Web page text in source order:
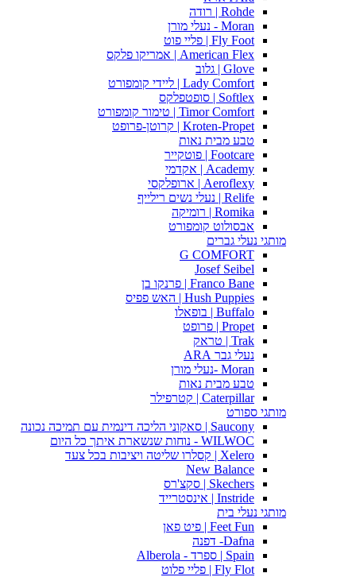
Rohde | רודה
Moran - נעלי מורן
Fly Foot | פליי פוט
American Flex | אמריקו פלקס
Glove | גלוב
Lady Comfort | ליידי קומפורט
Softlex | סופטפלקס
Timor Comfort | טימור קומפורט
Kroten-Propet | קרוטן-פרופט
טבע מבית נאות
Footcare | פוטקייר
Academy | אקדמי
Aeroflexy | ארופלקסי
Relife | נעלי נשים רילייף
Romika | רומיקה
אבסולוט קומפורט
מותגי נעלי גברים
G COMFORT
Josef Seibel
Franco Bane | פרנקו בן
Hush Puppies | האש פפיס
Buffalo | בופאלו
Propet | פרופט
Trak | טראק
נעלי גבר ARA
Moran -נעלי מורן
טבע מבית נאות
Caterpillar | קטרפילר
מותגי ספורט
Saucony | סאקוני הליכה דינמית עם תמיכה נכונה
WILWOC - נוחות שנשארת איתך כל היום
Xelero | קסלרו שליטה ויציבות בכל צעד
New Balance
Skechers | סקצ'רס
Instride | אינסטרייד
מותגי נעלי בית
Feet Fun | פיט פאן
Dafna- דפנה
Spain | ספרד - Alberola
Fly Flot | פליי פלוט